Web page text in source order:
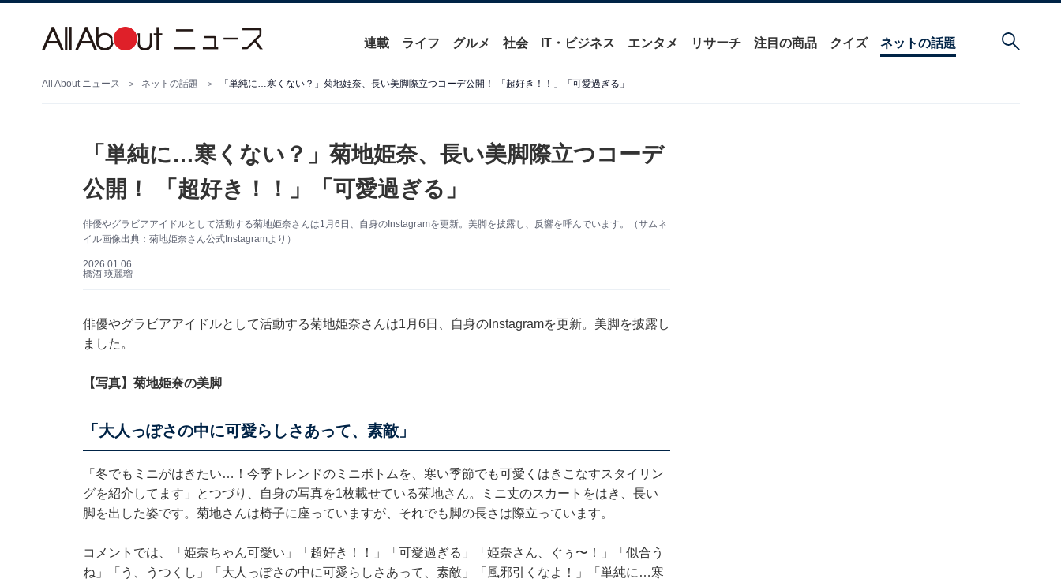
連載 ライフ グルメ 社会 IT・ビジネス エンタメ リサーチ 注目の商品 クイズ ネットの話題
All About ニュース ネットの話題 「単純に…寒くない？」菊地姫奈、長い美脚際立つコーデ公開！ 「超好き！！」「可愛過ぎる」
「単純に…寒くない？」菊地姫奈、長い美脚際立つコーデ
公開！ 「超好き！！」「可愛過ぎる」
俳優やグラビアアイドルとして活動する菊地姫奈さんは1月6日、自身のInstagramを更新。美脚を披露し、反響を呼んでいます。（サムネ
イル画像出典：菊地姫奈さん公式Instagramより）
2026.01.06
橋酒 瑛麗瑠
俳優やグラビアアイドルとして活動する菊地姫奈さんは1月6日、自身のInstagramを更新。美脚を披露し
ました。
【写真】菊地姫奈の美脚
「大人っぽさの中に可愛らしさあって、素敵」
「冬でもミニがはきたい…！今季トレンドのミニボトムを、寒い季節でも可愛くはきこなすスタイリン
グを紹介してます」とつづり、自身の写真を1枚載せている菊地さん。ミニ丈のスカートをはき、長い
脚を出した姿です。菊地さんは椅子に座っていますが、それでも脚の長さは際立っています。
コメントでは、「姫奈ちゃん可愛い」「超好き！！」「可愛過ぎる」「姫奈さん、ぐぅ〜！」「似合う
ね」「う、うつくし」「大人っぽさの中に可愛らしさあって、素敵」「風邪引くなよ！」「単純に…寒